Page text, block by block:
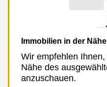
Immobilien in der Nähe
Wir empfehlen
Nähe des
anzuschauen.